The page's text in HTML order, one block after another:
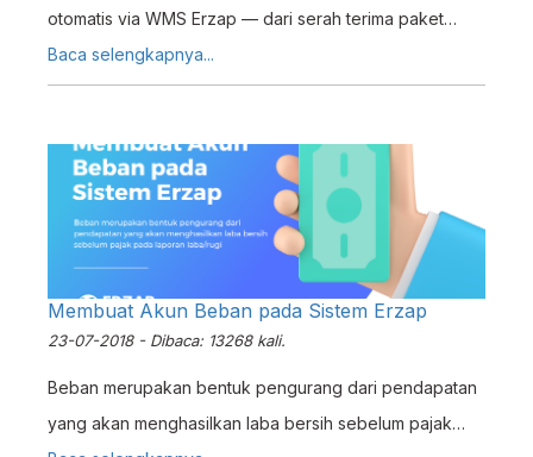
otomatis via WMS Erzap — dari serah terima paket
hingga update status marketplace tanpa proses manual.
Baca selengkapnya...
Membuat Akun Beban pada Sistem Erzap
23-07-2018 - Dibaca: 13268 kali.
Beban merupakan bentuk pengurang dari pendapatan
yang akan menghasilkan laba bersih sebelum pajak